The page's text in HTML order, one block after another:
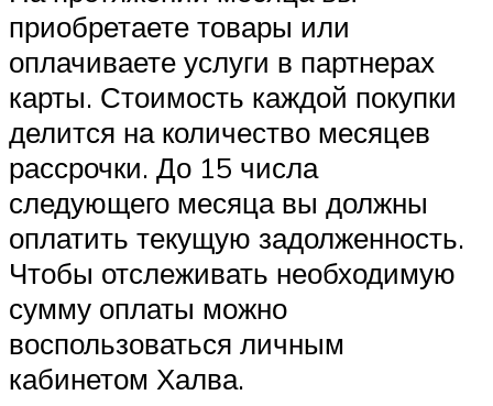
приобретаете товары или
оплачиваете услуги в партнерах
карты. Стоимость каждой покупки
делится на количество месяцев
рассрочки. До 15 числа
следующего месяца вы должны
оплатить текущую задолженность.
Чтобы отслеживать необходимую
сумму оплаты можно
воспользоваться личным
кабинетом Халва.